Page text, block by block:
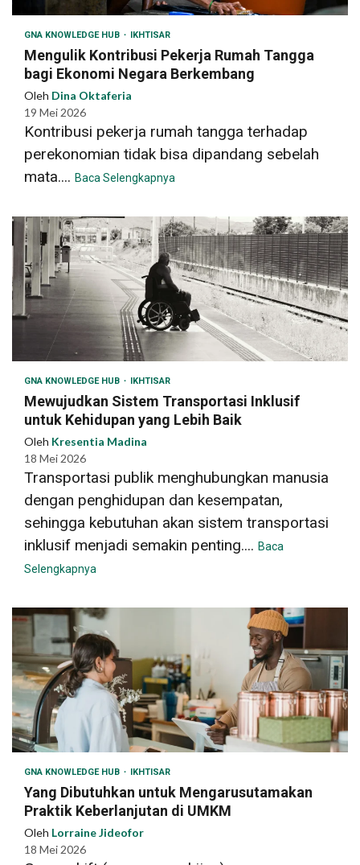
GNA KNOWLEDGE HUB IKHTISAR
Mengulik Kontribusi Pekerja Rumah Tangga
bagi Ekonomi Negara Berkembang
Oleh Dina Oktaferia
19 Mei 2026
Kontribusi pekerja rumah tangga terhadap
perekonomian tidak bisa dipandang sebelah
mata.... Baca Selengkapnya
GNA KNOWLEDGE HUB IKHTISAR
Mewujudkan Sistem Transportasi Inklusif
untuk Kehidupan yang Lebih Baik
Oleh Kresentia Madina
18 Mei 2026
Transportasi publik menghubungkan manusia
dengan penghidupan dan kesempatan,
sehingga kebutuhan akan sistem transportasi
inklusif menjadi semakin penting.... Baca
Selengkapnya
GNA KNOWLEDGE HUB IKHTISAR
Yang Dibutuhkan untuk Mengarusutamakan
Praktik Keberlanjutan di UMKM
Oleh Lorraine Jideofor
18 Mei 2026